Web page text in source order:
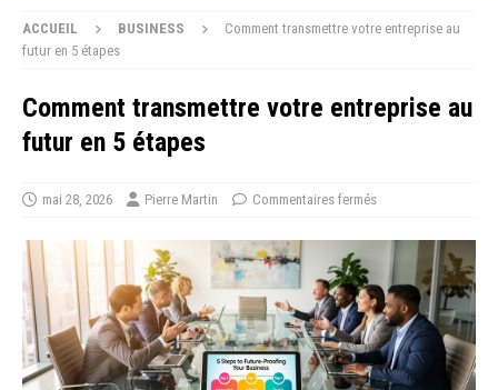
ACCUEIL BUSINESS
Comment transmettre votre entreprise au
futur en 5 étapes
Comment transmettre votre entreprise au
futur en 5 étapes
mai 28, 2026 Pierre Martin Commentaires fermés